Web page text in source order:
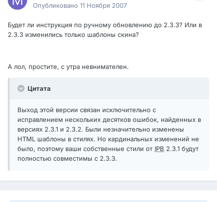
Опубликовано 11 Ноября 2007
Будет ли инструкция по ручному обновлению до 2.3.3? Или в
2.3.3 изменились только шаблоны скина?
А лол, простите, с утра невнимателен.
Цитата
Выход этой версии связан исключительно с
исправлением нескольких десятков ошибок, найденных в
версиях 2.3.1 и 2.3.2. Были незначительно изменены
HTML шаблоны в стилях. Но кардинальных изменений не
было, поэтому ваши собственные стили от IPB 2.3.1 будут
полностью совместимы с 2.3.3.